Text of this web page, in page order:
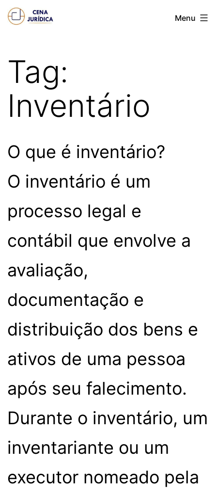
Pular
para
conteúdo
Cena
Menu
Tag:
Inventário
O que é inventário?
O inventário é um
processo legal e
contábil que envolve a
avaliação,
documentação e
distribuição dos bens e
ativos de uma pessoa
após seu falecimento.
Durante o inventário, um
inventariante ou um
executor nomeado pela